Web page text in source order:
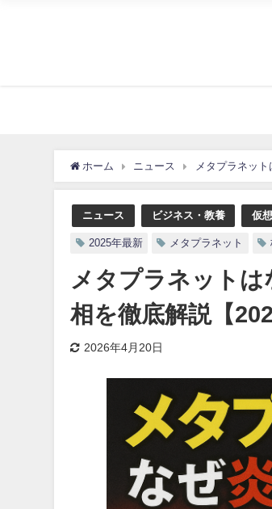
ホーム ニュース メタプラネッ
ニュース ビジネス・教養 仮
2025年最新 メタプラネット
メタプラネット
相を徹底解説【
2026年4月20日